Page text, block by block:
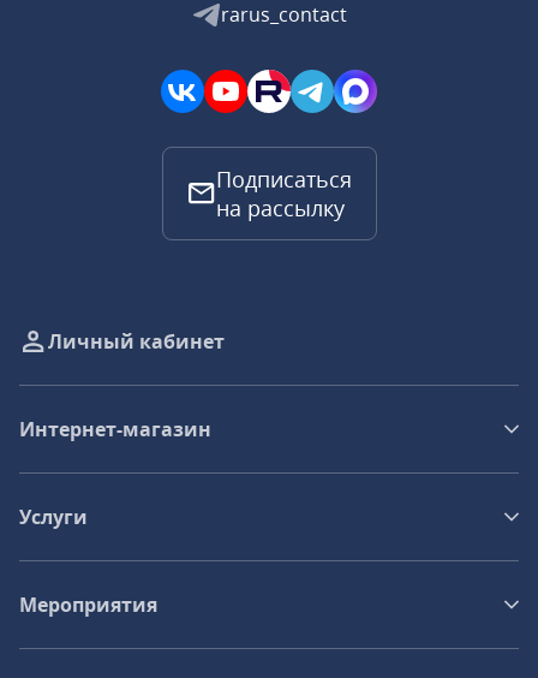
rarus_contact
Подписаться
на рассылку
Личный кабинет
Интернет-магазин
Услуги
Мероприятия